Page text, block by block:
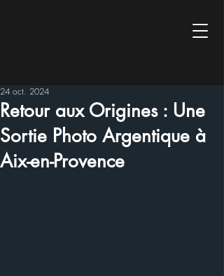
Retour aux Origines : Une
Sortie Photo Argentique à
Aix-en-Provence
24 oct. 2024